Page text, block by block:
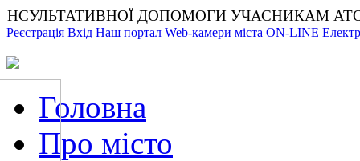
ДОПОМОГИ УЧАСНИКАМ АТО ТА
Реєстрація Вхід Наш портал Web-камери міста ON-LINE
Головна
Про місто